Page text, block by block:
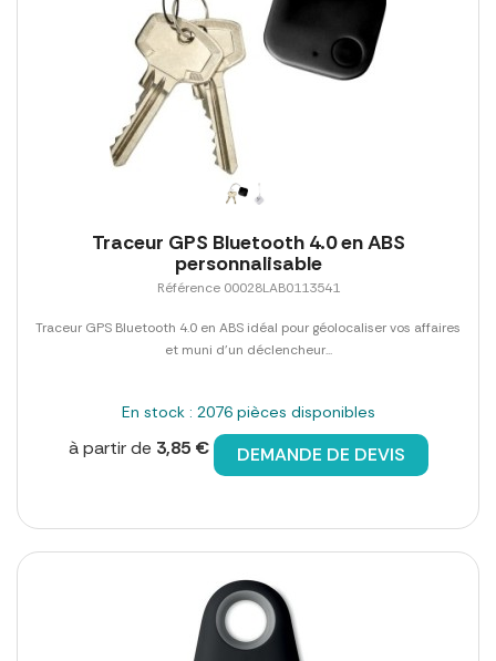
Traceur GPS Bluetooth 4.0 en ABS
personnalisable
Référence 00028LAB0113541
Traceur GPS Bluetooth 4.0 en ABS idéal pour géolocaliser vos affaires
et muni d'un déclencheur...
En stock : 2076 pièces disponibles
à partir de 3,85 € DEMANDE DE DEVIS